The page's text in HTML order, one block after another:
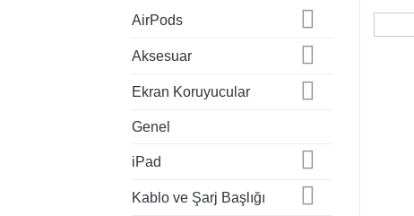
AirPods
Aksesuar
Ekran Koruyucular
Genel
iPad
Kablo ve Şarj Başlığı